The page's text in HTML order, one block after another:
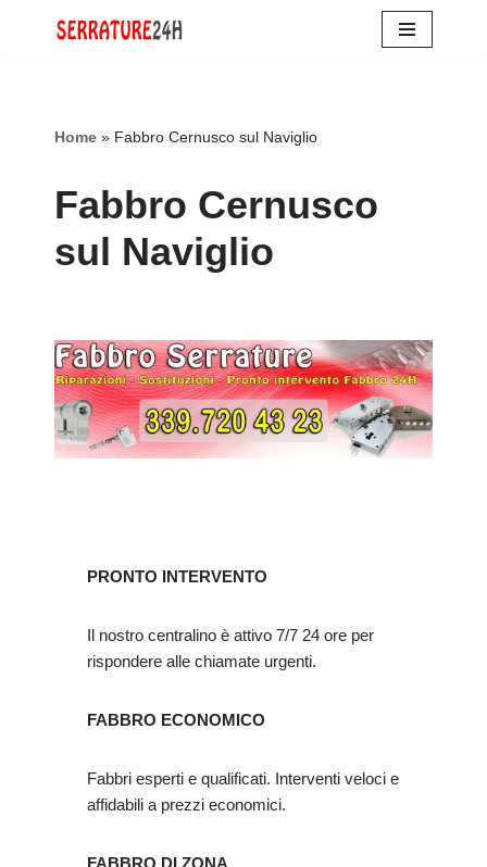
Home » Fabbro Cernusco sul Naviglio
Fabbro Cernusco
sul Naviglio
PRONTO INTERVENTO
Il nostro centralino è attivo 7/7 24 ore per
rispondere alle chiamate urgenti.
FABBRO ECONOMICO
Fabbri esperti e qualificati. Interventi veloci e
affidabili a prezzi economici.
FABBRO DI ZONA